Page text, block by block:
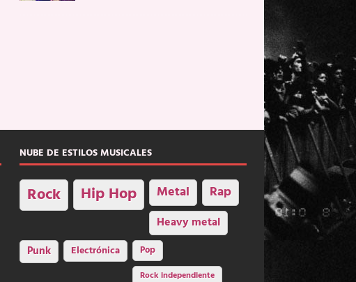
NUBE DE ESTILOS MUSICALES
Rock Hip Hop Metal Rap
Heavy metal
Punk Electrónica
Pop
Rock independiente